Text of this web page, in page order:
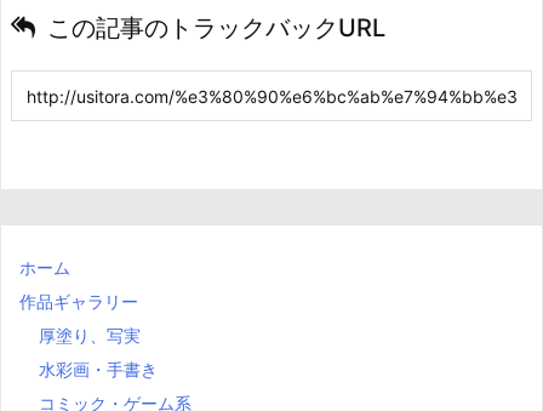
この記事のトラックバックURL
ホーム
作品ギャラリー
厚塗り、写実
水彩画・手書き
コミック・ゲーム系